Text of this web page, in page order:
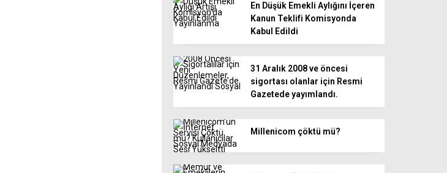
Kanun Teklifi Komisyonda
Kabul Edildi
sigortası olanlar için Resmi
Gazetede yayımlandı.